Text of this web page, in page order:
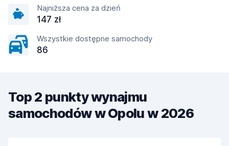
Najniższa cena za dzień
147 zł
Wszystkie dostępne samochody
86
Top 2 punkty wynajmu
samochodów w Opolu w 2026